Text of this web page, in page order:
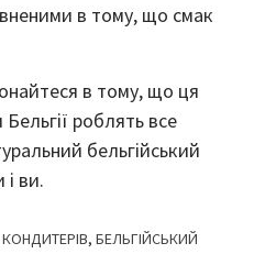
в тому, що смак
в тому, що ця
роблять все
бельгійський
ви.
, БЕЛЬГІЙСЬКИЙ